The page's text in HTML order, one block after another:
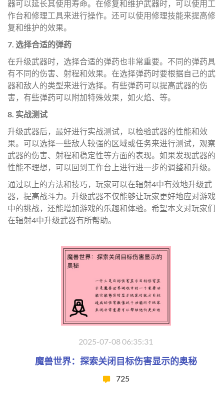
器可以延长其使用寿命。在修复和维护武器时，可以使用工
作台和修理工具来进行操作。还可以使用修理技能来提高修
复和维护的效果。
7. 选择合适的弹药
在升级武器时，选择合适的弹药也非常重要。不同的弹药具
有不同的伤害、射程和效果。在选择弹药时要根据自己的武
器和敌人的类型来进行选择。有些弹药可以提高武器的伤
害，有些弹药可以附加特殊效果，如火焰、等。
8. 实战测试
升级武器后，最好进行实战测试，以检验武器的性能和效
果。可以选择一些敌人较强的区域或任务来进行测试，观察
武器的伤害、射程和稳定性等方面的表现。如果发现武器的
性能不理想，可以回到工作台上进行进一步的调整和升级。
通过以上的方法和技巧，玩家可以在辐射4中有效地升级武
器，提高战斗力。升级武器不仅能够让玩家更好地应对游戏
中的挑战，还能增加游戏的乐趣和体验。希望本文对玩家们
在辐射4中升级武器有所帮助。
2025-07-08 06:35:31
魔兽世界：探索关闭目标伤害显示的奥秘
725